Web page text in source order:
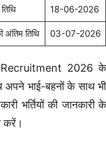
18-06-2026
तिथि 03-07-2026
2026 के
अपने भाई-बहनों के साथ भी
भर्तियों की जानकारी के
करें।